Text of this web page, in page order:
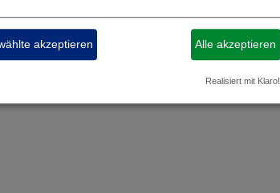
mit wunderschönen Stränden
akzeptieren Alle akzeptieren
Realisiert mit Klaro!